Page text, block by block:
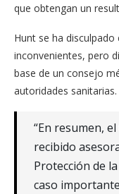
que obtengan un
Hunt se ha
inconvenientes, pero
base de un consejo
autoridades sanitarias.
“En resumen,
recibido
Protección de
caso